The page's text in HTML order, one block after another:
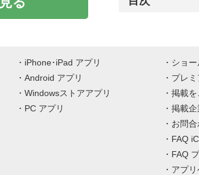
iPhone･iPad アプリ
Android アプリ
Windowsストアアプリ
PC アプリ
ショ
プレ
掲載
掲載
お問
FAQ
FAQ
アプ